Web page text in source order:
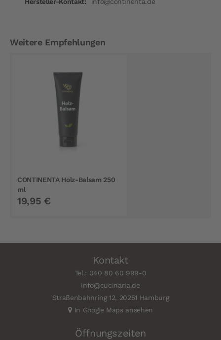
info@continenta.de
Weitere Empfehlungen
CONTINENTA Holz-Balsam 250
ml
19,95 €
Kontakt
Tel.: 040 80 60 999-0
info@cucinaria.de
Straßenbahnring 12, 20251 Hamburg
In Google Maps ansehen
Öffnungszeiten